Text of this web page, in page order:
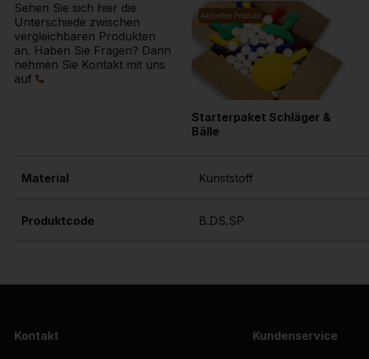
Sehen Sie sich hier die
Unterschiede zwischen
vergleichbaren Produkten
an. Haben Sie Fragen? Dann
nehmen Sie Kontakt mit uns
auf
Aktuelles Produkt
Starterpaket Schläger &
Bälle
Material
Produktcode
Kunststoff
B.DS.SP
Kontakt
Kundenservice